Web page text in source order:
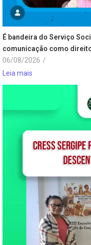
É bandeira do Serviço
comunicação como
06/08/2026 /
Leia mais